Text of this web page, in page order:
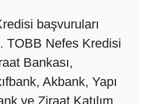
başvuruları
TOBB Nefes Kredisi
Bankası,
Akbank, Yapı
ve Ziraat Katılım